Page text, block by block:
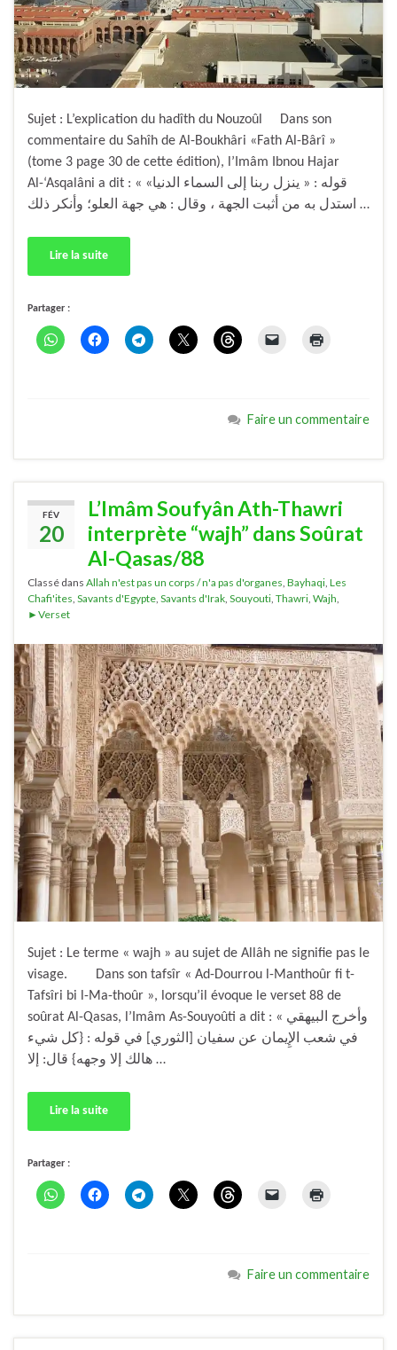
Sujet : L’explication du hadîth du Nouzoûl Dans son
commentaire du Sahîh de Al-Boukhâri «Fath Al-Bârî »
(tome 3 page 30 de cette édition), l’Imâm Ibnou Hajar
Al-‘Asqalâni a dit : « قوله : « ينزل ربنا إلى السماء الدنيا»
استدل به من أثبت الجهة ، وقال : هي جهة العلو؛ وأنكر ذلك …
Lire la suite
Partager :
Faire un commentaire
FÉV
20
L’Imâm Soufyân Ath-Thawri
interprète “wajh” dans Soûrat
Al-Qasas/88
Classé dans Allah n'est pas un corps / n'a pas d'organes, Bayhaqi, Les
Chafi'ites, Savants d'Egypte, Savants d'Irak, Souyouti, Thawri, Wajh,
►Verset
Sujet : Le terme « wajh » au sujet de Allâh ne signifie pas le
visage. Dans son tafsîr « Ad-Dourrou l-Manthoûr fi t-
Tafsîri bi l-Ma-thoûr », lorsqu’il évoque le verset 88 de
soûrat Al-Qasas, l’Imâm As-Souyoûti a dit : « وأخرج البيهقي
في شعب الإِيمان عن سفيان [الثوري] في قوله : {كل شيء
هالك إلا وجهه} قال: إلا …
Lire la suite
Partager :
Faire un commentaire